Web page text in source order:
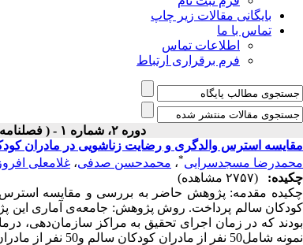
بایگانی مقالات زیر چاپ
تماس با ما
اطلاعات تماس
فرم برقراری ارتباط
دوره ۲، شماره ۱ - ( فصلنامه سلامت و آموزش در اوان کودکی بهار ۱۴۰۰ )
مقایسه استرس والدگری و رضایت زناشویی در مادران
محمدرضا مسجدسرایی*، محمدحسن صدفی، غلامعلی افروز
چکیده:
(۲۷۵۷ مشاهده)
چکیده مقدمه: پژوهش حاضر به بررسی و مقایسه استرس
کودکان سالم پرداخت. روش پژوهش: جامعه‌ی آماری این